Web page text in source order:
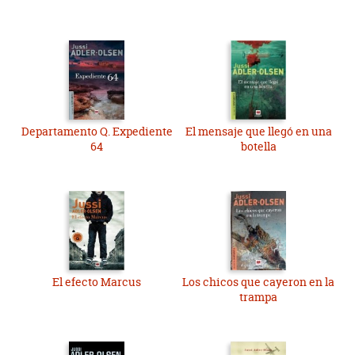
Departamento Q. Expediente
64
El mensaje que llegó en una
botella
El efecto Marcus
Los chicos que cayeron en la
trampa